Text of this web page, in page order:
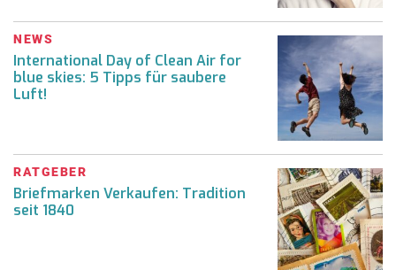
NEWS
International Day of Clean Air for
blue skies: 5 Tipps für saubere
Luft!
RATGEBER
Briefmarken Verkaufen: Tradition
seit 1840